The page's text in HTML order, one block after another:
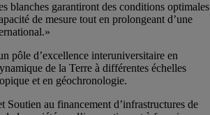
blanches garantiront des conditions optimales
de mesure tout en prolongeant d’une
pôle d’excellence interuniversitaire en
de la Terre à différentes échelles
et en géochronologie.
Soutien au financement d’infrastructures de